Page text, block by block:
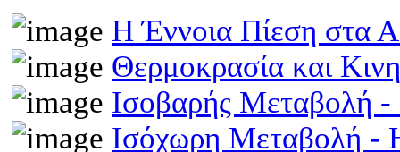
Η Έννοια Πίεση στα
Θερμοκρασία και
Ισοβαρής Μεταβολή
Ισόχωρη Μεταβολή -